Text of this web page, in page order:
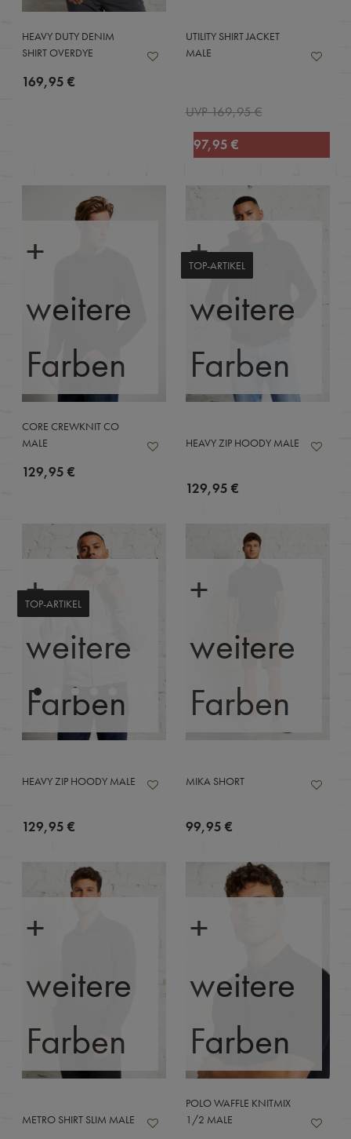
HEAVY DUTY DENIM
SHIRT OVERDYE
169,95 €
UTILITY SHIRT JACKET
MALE
UVP 169,95 €
97,95 €
+
weitere
Farben
CORE CREWKNIT CO
MALE
129,95 €
TOP-ARTIKEL
+
weitere
Farben
HEAVY ZIP HOODY MALE
129,95 €
TOP-ARTIKEL
+
weitere
Farben
HEAVY ZIP HOODY MALE
129,95 €
+
weitere
Farben
MIKA SHORT
99,95 €
+
weitere
Farben
METRO SHIRT SLIM MALE
+
weitere
Farben
POLO WAFFLE KNITMIX
1/2 MALE